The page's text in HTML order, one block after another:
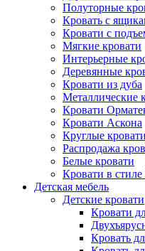
Полуторные
Кровать с
Кровати с
Мягкие кровати
Интерьерные
Деревянные
Кровати из дуба
Металлические
Кровати
Кровати Аскона
Круглые кровати
Распродажа
Белые кровати
Кровати в
Детская мебель
Детские кровати
Кровати
Кровать